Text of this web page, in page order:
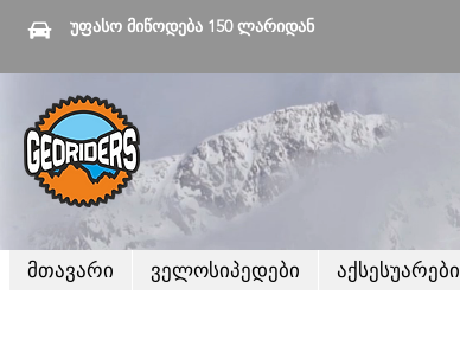
უფასო მიწოდება 150 ლარიდან
მთავარი ველოსიპედები აქსესუარები